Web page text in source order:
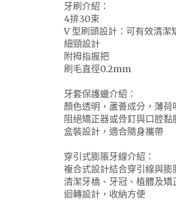
牙刷介紹：
4排30束
V 型刷頭設計：可有效清潔
細頸設計
附拇指握把
刷毛直徑0.2mm
牙套保護蠟介紹：
顏色透明，蘆薈成分，薄荷
阻絕矯正器或骨釘與口腔
盒裝設計，適合隨身攜帶
穿引式膨脹牙線介紹：
複合式設計結合穿引線與膨
清潔牙橋、牙冠、植體及矯
迴轉設計，收納方便